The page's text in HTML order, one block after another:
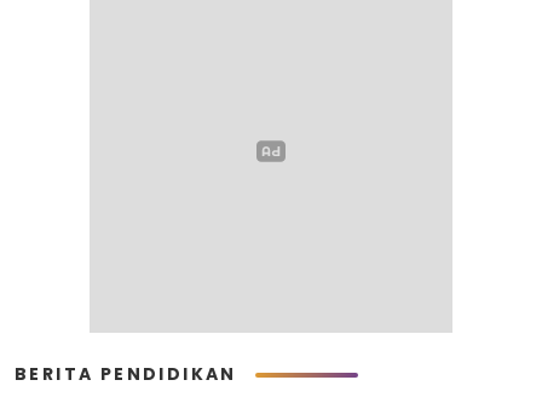
BERITA PENDIDIKAN